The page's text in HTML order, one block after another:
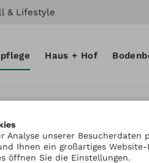
& Lifestyle
Haus + Hof
Analyse unserer
Ihnen ein großartiges
öffnen Sie die Einstellungen.